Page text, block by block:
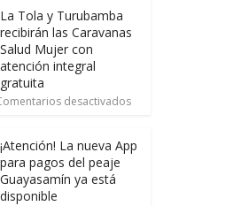
La Tola y Turubamba
recibirán las Caravanas
Salud Mujer con
atención integral
gratuita
desactivados
¡Atención! La nueva App
para pagos del peaje
Guayasamín ya está
disponible